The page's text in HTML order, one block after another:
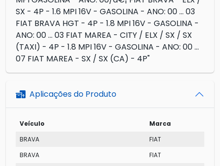
SX - 4P - 1.6 MPI 16V - GASOLINA - ANO: 00 ... 03
FIAT BRAVA HGT - 4P - 1.8 MPI 16V - GASOLINA -
ANO: 00 ... 03 FIAT MAREA - CITY / ELX / SX / SX
(TAXI) - 4P - 1.8 MPI 16V - GASOLINA - ANO: 00 ...
07 FIAT MAREA - SX / SX (CA) - 4P"
Aplicações do Produto
Veículo Marca
BRAVA
FIAT
BRAVA
FIAT